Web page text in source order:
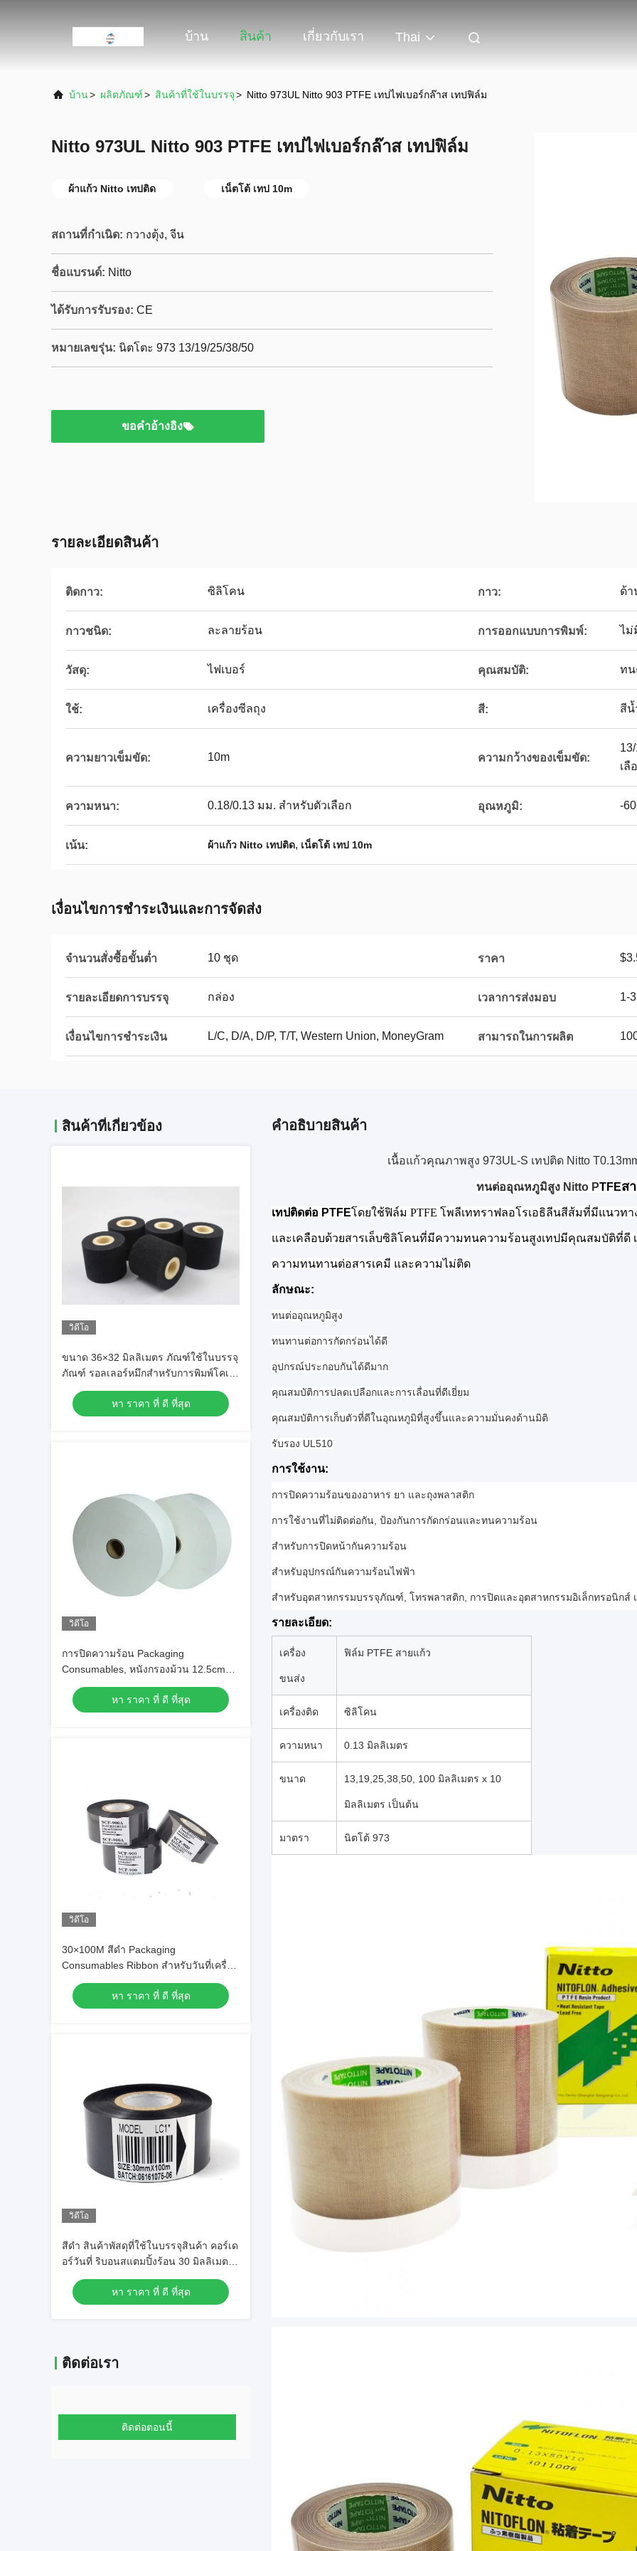
บ้าน สินค้า เกี่ยวกับเรา Thai
บ้าน> ผลิตภัณฑ์> สินค้าที่ใช้ในบรรจุ> Nitto 973UL Nitto 903 PTFE เทปไฟเบอร์กล๊าส เทปฟิล์ม
Nitto 973UL Nitto 903 PTFE เทปไฟเบอร์กล๊าส เทปฟิล์ม
ผ้าแก้ว Nitto เทปติด เน็ตโต้ เทป 10m
สถานที่กำเนิด: กวางตุ้ง, จีน
ชื่อแบรนด์: Nitto
ได้รับการรับรอง: CE
หมายเลขรุ่น: นิตโตะ 973 13/19/25/38/50
ขอคําอ้างอิง
รายละเอียดสินค้า
ติดกาว: ซิลิโคน กาว: ด้า
กาวชนิด: ละลายร้อน การออกแบบการพิมพ์: ไม่
วัสดุ: ไฟเบอร์ คุณสมบัติ: ทน
ใช้: เครื่องซีลถุง สี: สีน้
ความยาวเข็มขัด: 10m ความกว้างของเข็มขัด:
เลื
ความหนา: 0.18/0.13 มม. สำหรับตัวเลือก อุณหภูมิ: -
เน้น: ผ้าแก้ว Nitto เทปติด, เน็ตโต้ เทป 10m
เงื่อนไขการชําระเงินและการจัดส่ง
จำนวนสั่งซื้อขั้นต่ำ 10 ชุด ราคา
รายละเอียดการบรรจุ กล่อง เวลาการส่งมอบ 1-
เงื่อนไขการชำระเงิน L/C, D/A, D/P, T/T, Western Union, MoneyGram สามารถในการผลิต
สินค้าที่เกี่ยวข้อง
วิดีโอ
ขนาด 36×32 มิลลิเมตร ภัณฑ์ใช้ในบรรจุ
ภัณฑ์ รอลเลอร์หมึกสําหรับการพิมพ์โคเด
อร์วันที่
หา ราคา ที่ ดี ที่สุด
วิดีโอ
การปิดความร้อน Packaging
Consumables, หนังกรองม้วน 12.5cm
18cm 20cm
หา ราคา ที่ ดี ที่สุด
วิดีโอ
30×100M สีดํา Packaging
Consumables Ribbon สําหรับวันที่เครื่อง
หา ราคา ที่ ดี ที่สุด
วิดีโอ
สีดํา สินค้าพัสดุที่ใช้ในบรรจุสินค้า คอร์เด
อร์วันที่ ริบอนสแตมปิ้งร้อน 30 มิลลิเมตร
× 100 เมตร
หา ราคา ที่ ดี ที่สุด
ติดต่อเรา
ติดต่อตอนนี้
คําอธิบายสินค้า
เนื้อแก้วคุณภาพสูง 973UL-S เทปติด Nitto
ทนต่ออุณหภูมิสูง Nitto PTFEส
เทปติดต่อ PTFEโดยใช้ฟิล์ม PTFE โพลีเททราฟลอโรเอธิลีนสีส้มที่มีแนวทา
และเคลือบด้วยสารเล็บซิลิโคนที่มีความทนความร้อนสูงเทปมีคุณสมบัติที่
ความทนทานต่อสารเคมี และความไม่ติด
ลักษณะ:
ทนต่ออุณหภูมิสูง
ทนทานต่อการกัดกร่อนได้ดี
อุปกรณ์ประกอบกันได้ดีมาก
คุณสมบัติการปลดเปลือกและการเลื่อนที่ดีเยี่ยม
คุณสมบัติการเก็บตัวที่ดีในอุณหภูมิที่สูงขึ้นและความมั่นคงด้านมิติ
รับรอง UL510
การใช้งาน:
การปิดความร้อนของอาหาร ยา และถุงพลาสติก
การใช้งานที่ไม่ติดต่อกัน, ป้องกันการกัดกร่อนและทนความร้อน
สําหรับการปิดหน้ากันความร้อน
สําหรับอุปกรณ์กันความร้อนไฟฟ้า
สําหรับอุตสาหกรรมบรรจุภัณฑ์, โทรพลาสติก, การปิดและอุตสาหกรรมอิเล็กทรอนิกส์
รายละเอียด:
เครื่อง
ขนส่ง
ฟิล์ม PTFE สายแก้ว
เครื่องติด ซิลิโคน
ความหนา 0.13 มิลลิเมตร
ขนาด 13,19,25,38,50, 100 มิลลิเมตร x 10
มิลลิเมตร เป็นต้น
มาตรา นิตโต้ 973